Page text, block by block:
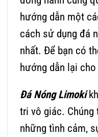
hướng dẫn một
cách sử dụng đá
nhất. Để bạn có
hướng dẫn lại
Đá Nóng Limoki
tri vô giác. Chúng
những tình cảm,